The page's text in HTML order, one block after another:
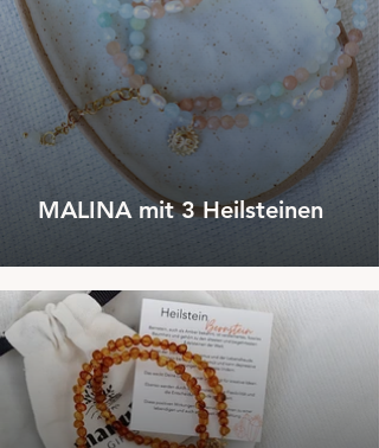
MALINA mit 3 Heilsteinen